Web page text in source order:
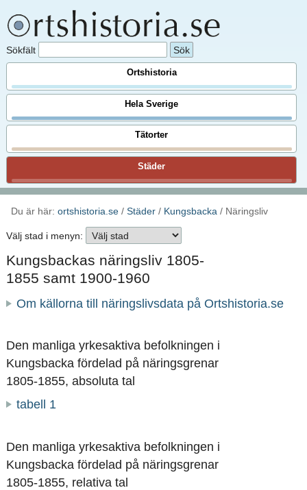
Sökfält
Ortshistoria
Hela Sverige
Tätorter
Städer
Du är här: ortshistoria.se/ Städer/ Kungsbacka / Näringsliv
Välj stad i menyn:
Kungsbackas näringsliv 1805-
1855 samt 1900-1960
Om källorna till näringslivsdata på Ortshistoria.se
Den manliga yrkesaktiva befolkningen i
Kungsbacka fördelad på näringsgrenar
1805-1855, absoluta tal
tabell 1
Den manliga yrkesaktiva befolkningen i
Kungsbacka fördelad på näringsgrenar
1805-1855, relativa tal